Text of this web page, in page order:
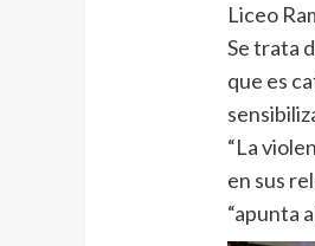
Liceo
Se trata
que es
“La
en sus
“apunta